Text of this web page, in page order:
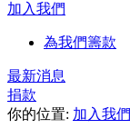
加入我們
為我們籌款
最新消息
捐款
你的位置: 加入我們